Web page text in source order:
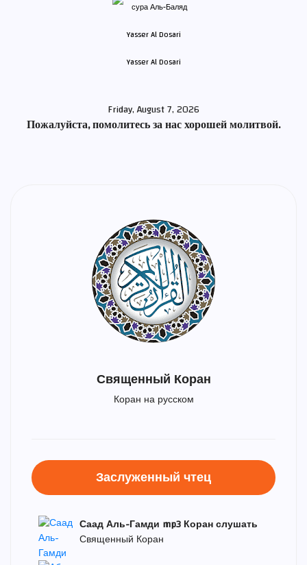
Yasser Al Dosari
Friday, August 7, 2026
Пожалуйста, помолитесь за нас хорошей молитвой.
Священный Коран
Коран на русском
Заслуженный чтец
Саад Аль-Гамди mp3 Коран слушать
Священный Коран